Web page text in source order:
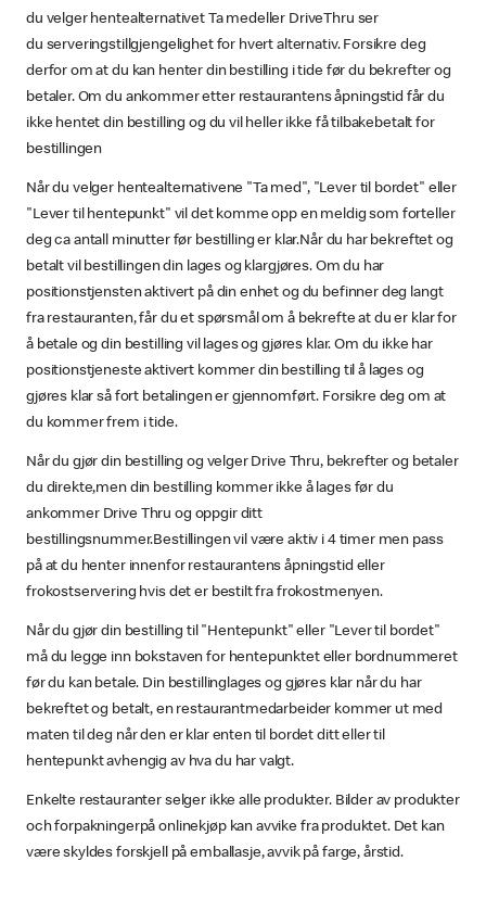
du velger hentealternativet Ta medeller DriveThru ser
du serveringstillgjengelighet for hvert alternativ. Forsikre deg
derfor om at du kan henter din bestilling i tide før du bekrefter og
betaler. Om du ankommer etter restaurantens åpningstid får du
ikke hentet din bestilling og du vil heller ikke få tilbakebetalt for
bestillingen
Når du velger hentealternativene "Ta med", "Lever til bordet" eller
"Lever til hentepunkt" vil det komme opp en meldig som forteller
deg ca antall minutter før bestilling er klar.Når du har bekreftet og
betalt vil bestillingen din lages og klargjøres. Om du har
positionstjensten aktivert på din enhet og du befinner deg langt
fra restauranten, får du et spørsmål om å bekrefte at du er klar for
å betale og din bestilling vil lages og gjøres klar. Om du ikke har
positionstjeneste aktivert kommer din bestilling til å lages og
gjøres klar så fort betalingen er gjennomført. Forsikre deg om at
du kommer frem i tide.
Når du gjør din bestilling og velger Drive Thru, bekrefter og betaler
du direkte,men din bestilling kommer ikke å lages før du
ankommer Drive Thru og oppgir ditt
bestillingsnummer.Bestillingen vil være aktiv i 4 timer men pass
på at du henter innenfor restaurantens åpningstid eller
frokostservering hvis det er bestilt fra frokostmenyen.
Når du gjør din bestilling til "Hentepunkt" eller "Lever til bordet"
må du legge inn bokstaven for hentepunktet eller bordnummeret
før du kan betale. Din bestillinglages og gjøres klar når du har
bekreftet og betalt, en restaurantmedarbeider kommer ut med
maten til deg når den er klar enten til bordet ditt eller til
hentepunkt avhengig av hva du har valgt.
Enkelte restauranter selger ikke alle produkter. Bilder av produkter
och forpakningerpå onlinekjøp kan avvike fra produktet. Det kan
være skyldes forskjell på emballasje, avvik på farge, årstid.